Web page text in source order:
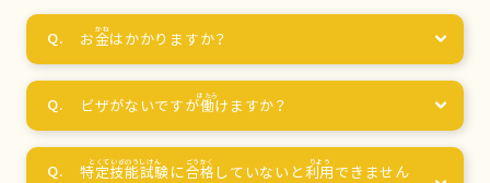
お金はかかりますか？
ビザがないですが働けますか？
特定技能試験に合格 していないと利用 できません